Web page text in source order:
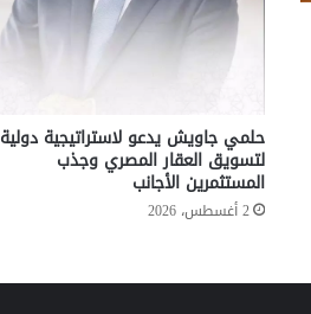
حلمي جاويش يدعو لاستراتيجية دولية
لتسويق العقار المصري وجذب
المستثمرين الأجانب
2 أغسطس، 2026